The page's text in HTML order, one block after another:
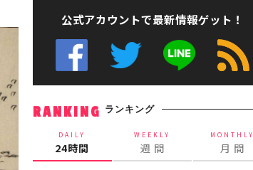
公式アカウントで最新情報ゲット！
RANKING ランキング
DAILY
24時間
WEEKLY
週 間
MONTHLY
月 間